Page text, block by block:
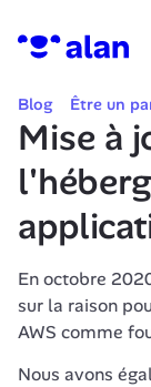
Blog Être un
Mise à
En octobre
sur la raison
AWS comme
Nous avons